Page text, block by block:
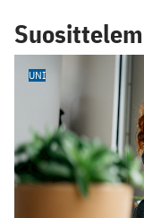
UNI